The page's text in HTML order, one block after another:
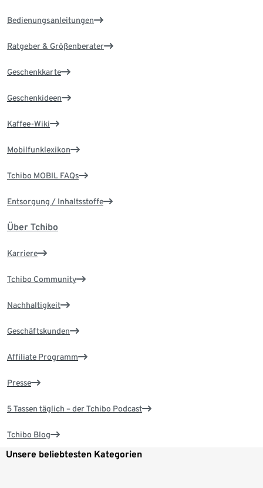
Bedienungsanleitungen
Ratgeber & Größenberater
Geschenkkarte
Geschenkideen
Kaffee-Wiki
Mobilfunklexikon
Tchibo MOBIL FAQs
Entsorgung / Inhaltsstoffe
Über Tchibo
Karriere
Tchibo Community
Nachhaltigkeit
Geschäftskunden
Affiliate Programm
Presse
5 Tassen täglich – der Tchibo Podcast
Tchibo Blog
Unsere beliebtesten Kategorien